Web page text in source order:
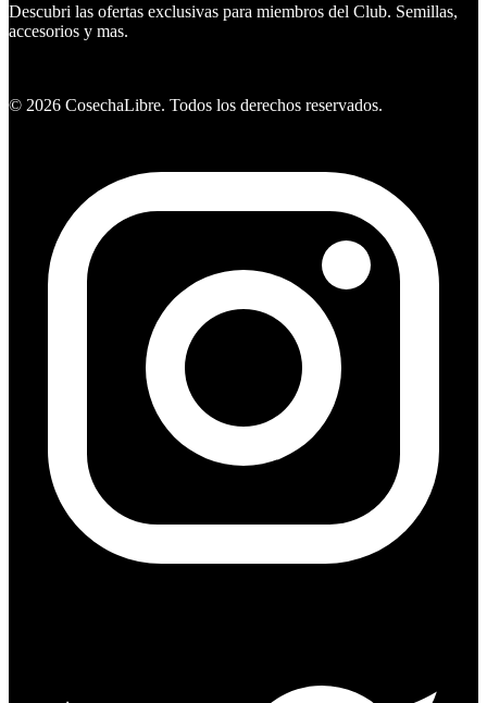
Descubri las ofertas exclusivas para miembros del Club. Semillas,
accesorios y mas.
© 2026 CosechaLibre. Todos los derechos reservados.